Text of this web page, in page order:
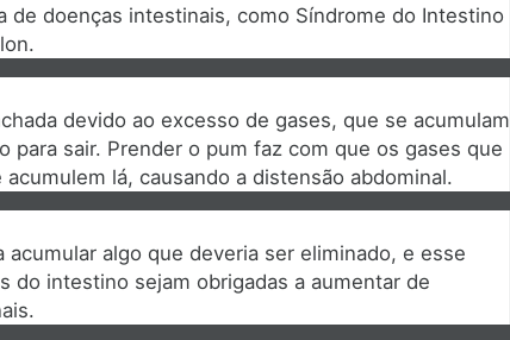
de doenças intestinais, como Síndrome do Intestino
devido ao excesso de gases, que se acumulam
sair. Prender o pum faz com que os gases que
lá, causando a distensão abdominal.
algo que deveria ser eliminado, e esse
do intestino sejam obrigadas a aumentar de